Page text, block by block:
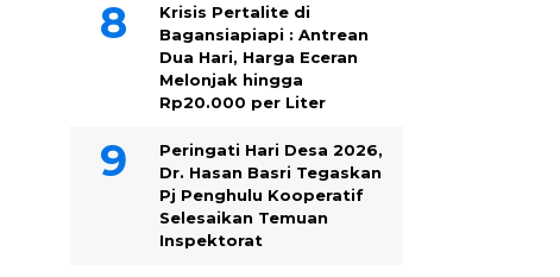
Krisis Pertalite di
Bagansiapiapi : Antrean
Dua Hari, Harga Eceran
Melonjak hingga
Rp20.000 per Liter
Peringati Hari Desa 2026,
Dr. Hasan Basri Tegaskan
Pj Penghulu Kooperatif
Selesaikan Temuan
Inspektorat